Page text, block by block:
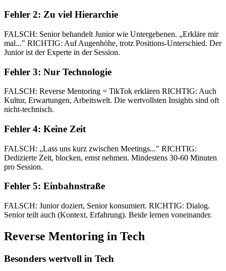
Fehler 2: Zu viel Hierarchie
FALSCH: Senior behandelt Junior wie Untergebenen. „Erkläre mir
mal..." RICHTIG: Auf Augenhöhe, trotz Positions-Unterschied. Der
Junior ist der Experte in der Session.
Fehler 3: Nur Technologie
FALSCH: Reverse Mentoring = TikTok erklären RICHTIG: Auch
Kultur, Erwartungen, Arbeitswelt. Die wertvollsten Insights sind oft
nicht-technisch.
Fehler 4: Keine Zeit
FALSCH: „Lass uns kurz zwischen Meetings..." RICHTIG:
Dedizierte Zeit, blocken, ernst nehmen. Mindestens 30-60 Minuten
pro Session.
Fehler 5: Einbahnstraße
FALSCH: Junior doziert, Senior konsumiert. RICHTIG: Dialog.
Senior teilt auch (Kontext, Erfahrung). Beide lernen voneinander.
Reverse Mentoring in Tech
Besonders wertvoll in Tech